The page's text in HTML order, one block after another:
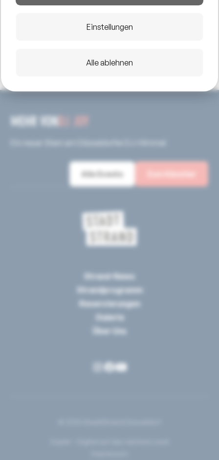
MEHR VONDJ JOY
Alle Events
Strand-News
Strandprogramm
Reservierungen
Galerie
Über Uns
Einstellungen
Alle ablehnen